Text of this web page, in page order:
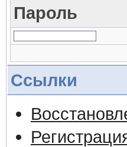
Пароль
Ссылки